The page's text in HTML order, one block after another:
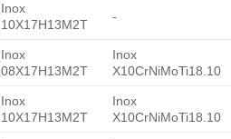
Inox
10X17H13M2T
-
Inox
08X17H13M2T
Inox
X10CrNiMoTi18.10
Inox
10X17H13M2T
Inox
X10CrNiMoTi18.10